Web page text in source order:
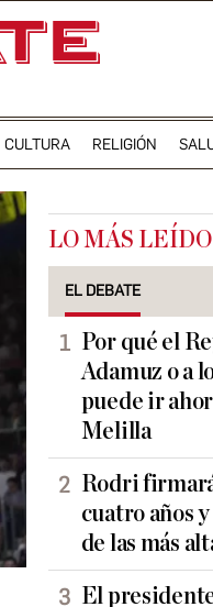
CULTURA RELIGIÓN
LO MÁS LEÍDO
EL DEBATE
Por qué el
Adamuz o a
puede ir
Melilla
Rodri
cuatro años
de las más
El